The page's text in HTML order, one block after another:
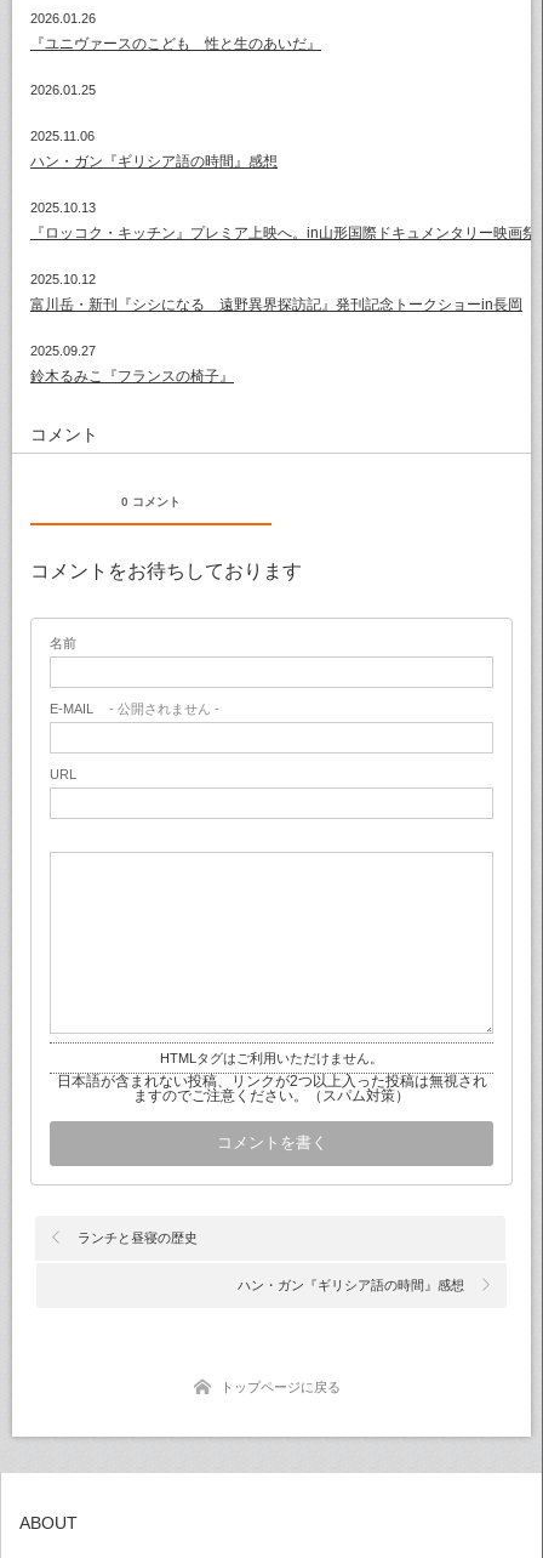
2026.01.26
『ユニヴァースのこども 性と生のあいだ』
2026.01.25
2025.11.06
ハン・ガン『ギリシア語の時間』感想
2025.10.13
『ロッコク・キッチン』プレミア上映へ。in山形国際ドキュメンタリー映画祭
2025.10.12
富川岳・新刊『シシになる 遠野異界探訪記』発刊記念トークショーin長岡
2025.09.27
鈴木るみこ『フランスの椅子』
コメント
0 コメント
コメントをお待ちしております
名前
E-MAIL - 公開されません -
URL
HTMLタグはご利用いただけません。
日本語が含まれない投稿、リンクが2つ以上入った投稿は無視され
ますのでご注意ください。（スパム対策）
ランチと昼寝の歴史
ハン・ガン『ギリシア語の時間』感想
トップページに戻る
ABOUT